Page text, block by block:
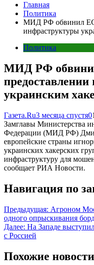
Главная
Политика
МИД РФ обвинил ЕС
инфраструктуры
Политика
МИД РФ
украинским
Газета.Ru3 месяца спустя0
Замглавы Министерства
Федерации (МИД РФ)
европейские страны
украинских хакерских
инфраструктуру для
сообщает РИА Новости.
Навигация по
Предыдущая: Агроном
одного опрыскивания
Далее: На Западе
с Россией
Похожие новости